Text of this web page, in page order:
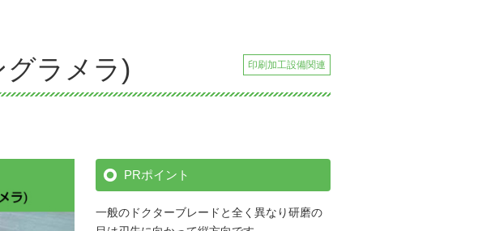
グラメラ) 印刷加工設備関連
PRポイント
一般のドクターブレードと全く異なり研磨の